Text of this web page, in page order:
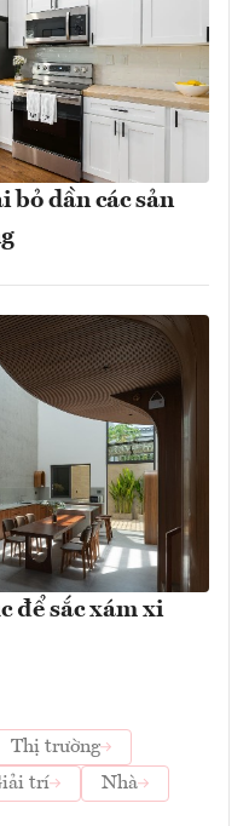
bỏ dần các sản
để sắc xám xi
Thị trường
trí
Nhà